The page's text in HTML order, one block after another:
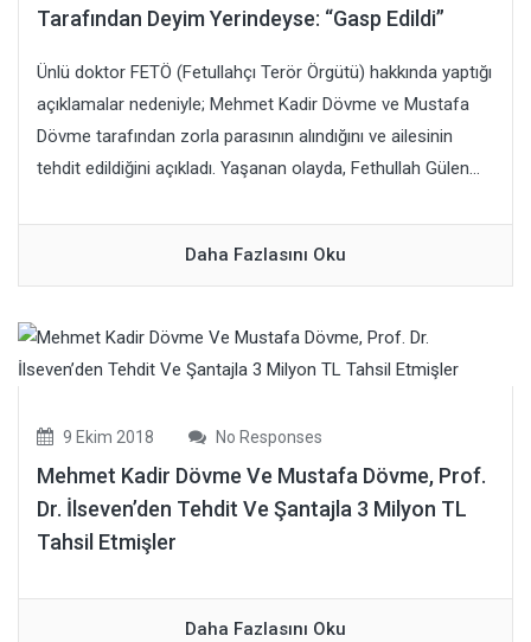
Tarafından Deyim Yerindeyse: “Gasp Edildi”
Ünlü doktor FETÖ (Fetullahçı Terör Örgütü) hakkında yaptığı
açıklamalar nedeniyle; Mehmet Kadir Dövme ve Mustafa
Dövme tarafından zorla parasının alındığını ve ailesinin
tehdit edildiğini açıkladı. Yaşanan olayda, Fethullah Gülen...
Daha Fazlasını Oku
9 Ekim 2018 No Responses
Mehmet Kadir Dövme Ve Mustafa Dövme, Prof.
Dr. İlseven’den Tehdit Ve Şantajla 3 Milyon TL
Tahsil Etmişler
Daha Fazlasını Oku